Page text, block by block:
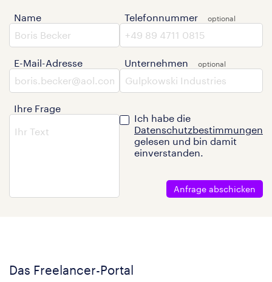
Name
E-Mail-Adresse
Ihre Frage
Telefonnummer
Unternehmen
Ich habe die
Datenschutzbestimmungen
gelesen und bin damit
einverstanden.
Anfrage abschicken
Das Freelancer-Portal